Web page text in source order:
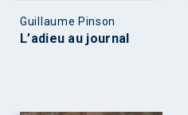
Guillaume Pinson
L’adieu au journal